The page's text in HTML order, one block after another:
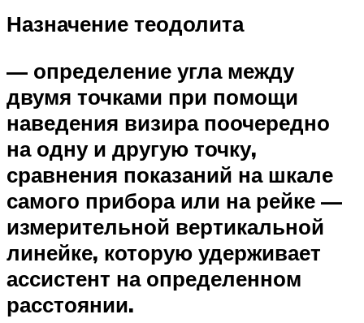
Назначение теодолита
— определение угла между
двумя точками при помощи
наведения визира поочередно
на одну и другую точку,
сравнения показаний на шкале
самого прибора или на рейке —
измерительной вертикальной
линейке, которую удерживает
ассистент на определенном
расстоянии.